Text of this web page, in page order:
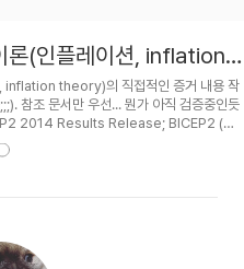
론(인플레이션, inflation
inflation theory)의 직접적인 증거 내용 작
참조 문서만 우선... 뭔가 아직 검증중인듯
2014 Results Release; BICEP2 (만
련 자료들. BICEP2 2014 I: Detection of
논문은 Nature에 투고했고 심사